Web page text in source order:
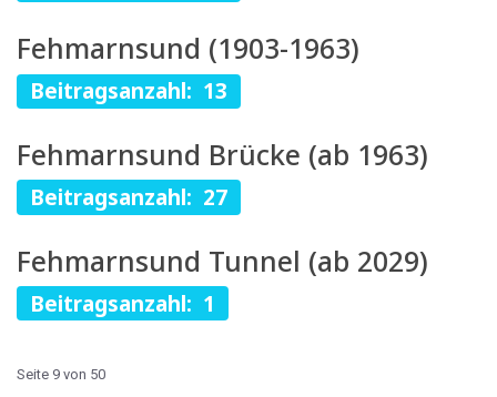
Fehmarnsund (1903-1963)
Beitragsanzahl: 13
Fehmarnsund Brücke (ab 1963)
Beitragsanzahl: 27
Fehmarnsund Tunnel (ab 2029)
Beitragsanzahl: 1
Seite 9 von 50